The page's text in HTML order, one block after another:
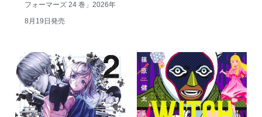
フォーマーズ 24 巻」2026年
8月19日発売